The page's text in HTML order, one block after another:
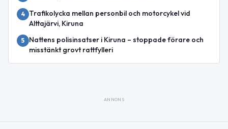
4
Trafikolycka mellan personbil och motorcykel vid
Alttajärvi, Kiruna
5
Nattens polisinsatser i Kiruna – stoppade förare och
misstänkt grovt rattfylleri
ANNONS